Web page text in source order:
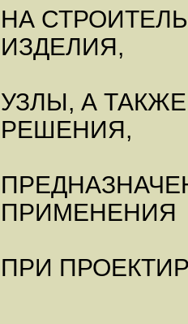
НА
ИЗДЕЛИЯ,
УЗЛЫ, А
РЕШЕНИЯ,
ПРИМЕНЕНИЯ
ПРИ